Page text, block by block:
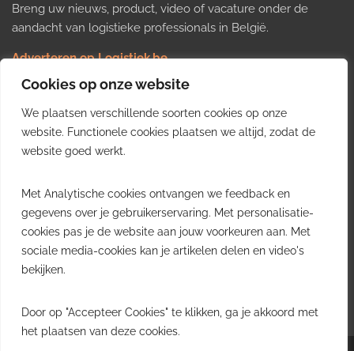
Cookies op onze website
We plaatsen verschillende soorten cookies op onze
website. Functionele cookies plaatsen we altijd, zodat de
website goed werkt.
Met Analytische cookies ontvangen we feedback en
gegevens over je gebruikerservaring. Met personalisatie-
cookies pas je de website aan jouw voorkeuren aan. Met
sociale media-cookies kan je artikelen delen en video's
bekijken.
Door op "Accepteer Cookies" te klikken, ga je akkoord met
het plaatsen van deze cookies.
Breng uw nieuws, product, video of vacature onder de
aandacht van logistieke professionals in België.
Adverteren op Logistiek.be
Nieuws insturen
Uw video op Logistiek.TV
Job plaatsen
Gratis wekelijkse update
inzichten uit de Belgische logistieke sector in uw inbox.
Ontvang je gratis
wekelijkse update
Uitschrijven kan altijd.